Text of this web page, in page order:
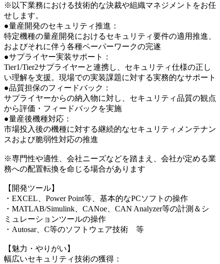
※以下業務における技術的な決裁や組織マネジメントをお任
せします。
●量産開発のセキュリティ推進：
特定機種の量産開発におけるセキュリティ要件の適用推進、
およびそれに伴う各種ペーパーワークの完遂
●サプライヤー実装サポート：
Tier1/Tier2サプライヤーと連携し、セキュリティ仕様の正し
い理解を支援。現場での実装課題に対する実務的なサポート
●品質担保のフィードバック：
サプライヤーからの納入物に対し、セキュリティ品質の観点
から評価・フィードバックを実施
●量産後機種対応：
市場投入後の機種に対する継続的なセキュリティメンテナン
スおよび脆弱性対応の推進
※専門性や適性、会社ニーズなどを踏まえ、会社が定める業
務への配置転換を命じる場合があります
【開発ツール】
・EXCEL、Power Point等、基本的なPCソフトの操作
・MATLAB/Simulink、CANoe、CAN Analyzer等の計測＆シ
ミュレーションツールの操作
・Autosar、C等のソフトウェア技術 等
【魅力・やりがい】
幅広いセキュリティ技術の獲得：